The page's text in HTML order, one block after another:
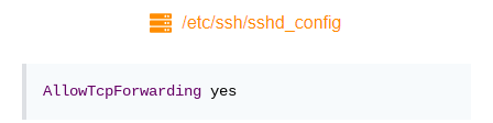
AllowTcpForwarding yes